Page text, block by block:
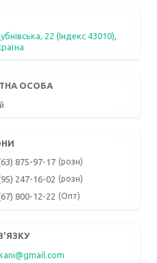
22 (Індекс 43010),
875-97-17 розн
247-16-02 розн
800-12-22 Опт